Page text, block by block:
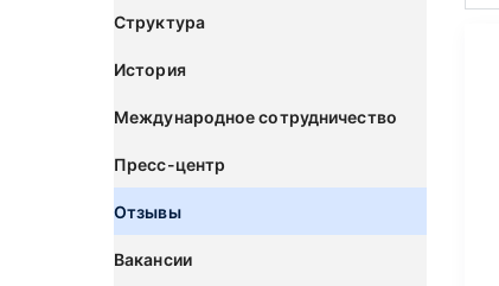
Структура
История
Международное сотрудничество
Пресс-центр
Отзывы
Вакансии